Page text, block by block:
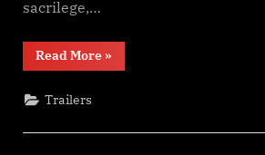
sacrilege,…
Read More“Wormtown”
»
Trailers